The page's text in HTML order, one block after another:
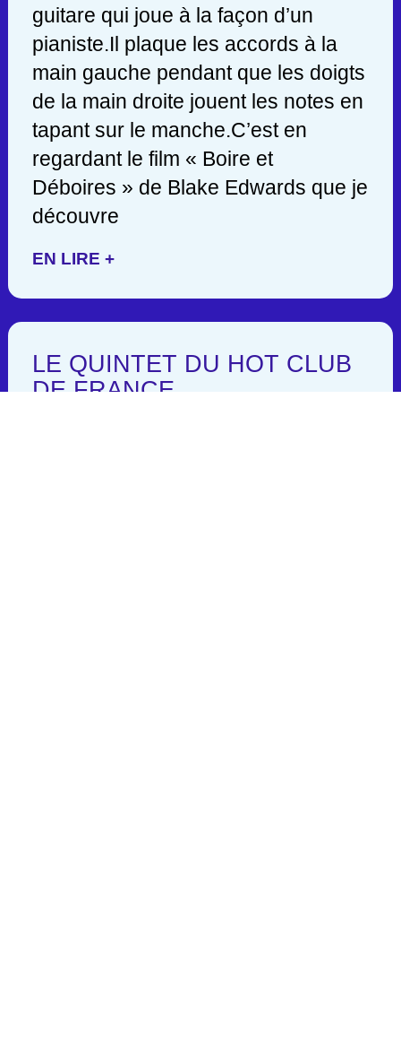
guitare qui joue à la façon d’un
pianiste.Il plaque les accords à la
main gauche pendant que les doigts
de la main droite jouent les notes en
tapant sur le manche.C’est en
regardant le film « Boire et
Déboires » de Blake Edwards que je
découvre
EN LIRE +
LE QUINTET DU HOT CLUB
DE FRANCE